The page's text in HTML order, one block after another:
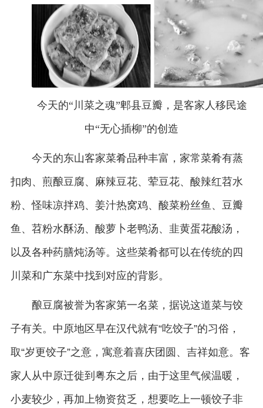
今天的“川菜之魂”郫县豆瓣，是客家人移民途
中“无心插柳”的创造
今天的东山客家菜肴品种丰富，家常菜肴有蒸
扣肉、煎酿豆腐、麻辣豆花、荤豆花、酸辣红苕水
粉、怪味凉拌鸡、姜汁热窝鸡、酸菜粉丝鱼、豆瓣
鱼、苕粉水酥汤、酸萝卜老鸭汤、韭黄蛋花酸汤，
以及各种药膳炖汤等。这些菜肴都可以在传统的四
川菜和广东菜中找到对应的背影。
酿豆腐被誉为客家第一名菜，据说这道菜与饺
子有关。中原地区早在汉代就有“吃饺子”的习俗，
取“岁更饺子”之意，寓意着喜庆团圆、吉祥如意。客
家人从中原迁徙到粤东之后，由于这里气候温暖，
小麦较少，再加上物资贫乏，想要吃上一顿饺子非